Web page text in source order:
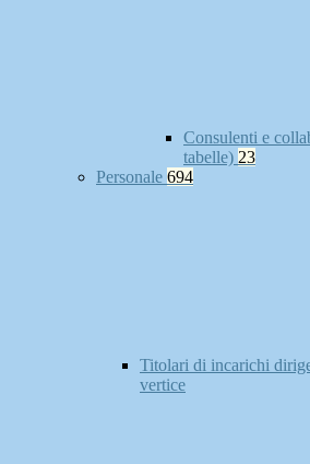
Consulenti e
tabelle) 23
Personale 694
Titolari di incarichi
vertice